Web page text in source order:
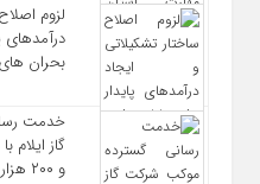
لزوم
درآمدهای
بحران‌
خدمت
و ۲۰۰ هزار بطری آب معدنی